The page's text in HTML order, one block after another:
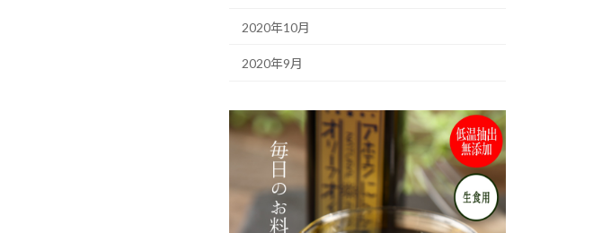
2020年10月
2020年9月